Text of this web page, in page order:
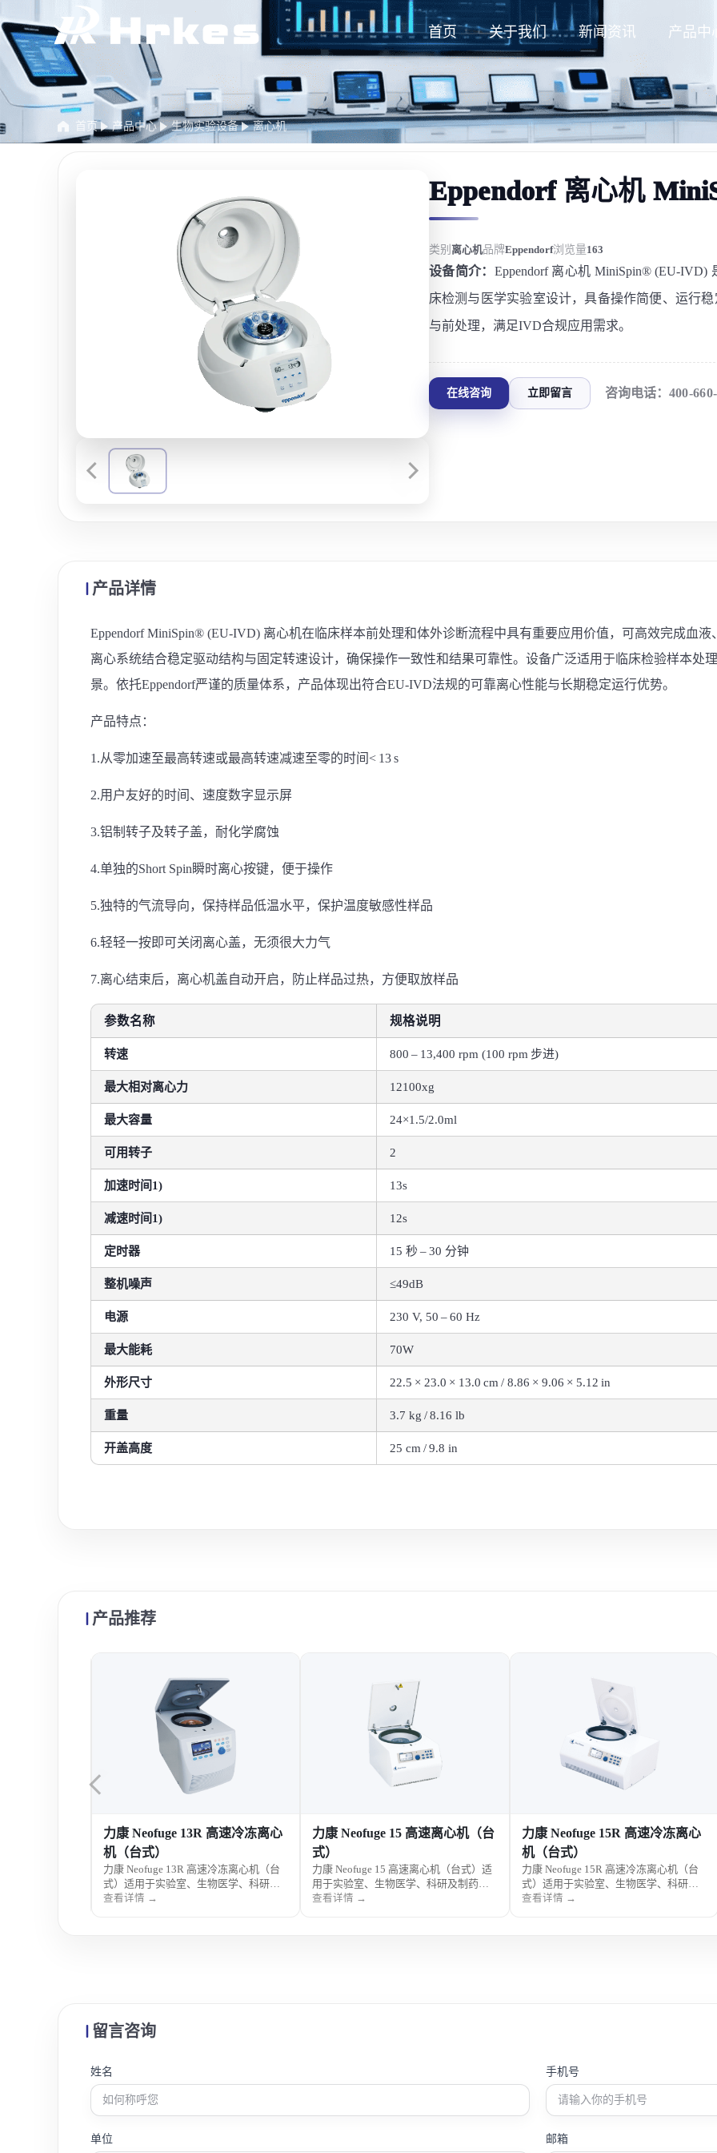
首页 关于我们 新闻资讯 产品中
首页 产品中心 生物实验设备 离心机
Eppendorf 离心机
类别 离心机品牌Eppendorf浏览量163
设备简介： Eppendorf 离心机 MiniSpin® (EU-
床检测与医学实验室设计，具备操作简便、运行
与前处理，满足IVD合规应用需求。
在线咨询 立即留言 咨询电话： 400-
产品详情
Eppendorf MiniSpin® (EU-IVD) 离心机在临床样本前处理和体外诊断流程中具有重要应用价值，可高效完成血
离心系统结合稳定驱动结构与固定转速设计，确保操作一致性和结果可靠性。设备广泛适用于临床检验样本处
景。依托Eppendorf严谨的质量体系，产品体现出符合EU-IVD法规的可靠离心性能与长期稳定运行优势。
产品特点：
1.从零加速至最高转速或最高转速减速至零的时间< 13 s
2.用户友好的时间、速度数字显示屏
3.铝制转子及转子盖，耐化学腐蚀
4.单独的Short Spin瞬时离心按键，便于操作
5.独特的气流导向，保持样品低温水平，保护温度敏感性样品
6.轻轻一按即可关闭离心盖，无须很大力气
7.离心结束后，离心机盖自动开启，防止样品过热，方便取放样品
参数名称 规格说明
转速 800 – 13,400 rpm (100 rpm 步进)
最大相对离心力 12100xg
最大容量 24×1.5/2.0ml
可用转子 2
加速时间1) 13s
减速时间1) 12s
定时器 15 秒 – 30 分钟
整机噪声 ≤49dB
电源 230 V, 50 – 60 Hz
最大能耗 70W
外形尺寸 22.5 × 23.0 × 13.0 cm / 8.86 × 9.06 × 5.12 in
重量 3.7 kg / 8.16 lb
开盖高度 25 cm / 9.8 in
产品推荐
力康 Neofuge 13R 高速冷冻离心
机（台式）
力康 Neofuge 13R 高速冷冻离心机（台
式）适用于实验室、生物医学、科研及
制药样品分离，支持高速离心与冷冻控
查看详情 →
力康 Neofuge 15 高速离心机（台
式）
力康 Neofuge 15 高速离心机（台式）适
用于实验室、生物医学、科研及制药样
品分离，具备高速离心性能，操作便
查看详情 →
力康 Neofuge 15R 高速冷冻离心
机（台式）
力康 Neofuge 15R 高速冷冻离心机（台
式）适用于实验室、生物医学、科研及
制药样品分离，支持高速离心与冷冻控
查看详情 →
留言咨询
姓名 手机号
单位 邮箱